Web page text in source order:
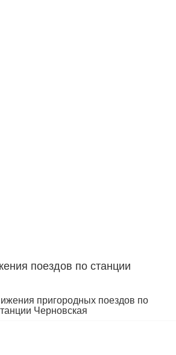
поездов по станции
пригородных поездов по
Черновская